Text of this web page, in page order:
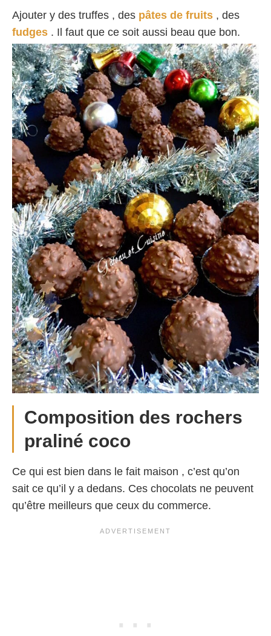
Ajouter y des truffes , des pâtes de fruits , des
fudges . Il faut que ce soit aussi beau que bon.
Composition des rochers
praliné coco
Ce qui est bien dans le fait maison , c’est qu’on
sait ce qu’il y a dedans. Ces chocolats ne peuvent
qu’être meilleurs que ceux du commerce.